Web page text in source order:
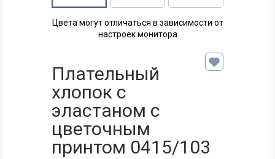
Цвета могут отличаться в зависимости от
настроек монитора
Плательный
хлопок с
эластаном с
цветочным
принтом 0415/103